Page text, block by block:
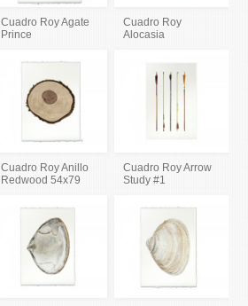
Cuadro Roy Agate
Prince
Cuadro Roy
Alocasia
Cuadro Roy Anillo
Redwood 54x79
Cuadro Roy Arrow
Study #1